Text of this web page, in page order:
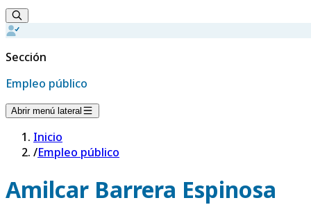
Sección
Empleo público
Abrir menú lateral
Inicio
/Empleo público
Amilcar Barrera Espinosa